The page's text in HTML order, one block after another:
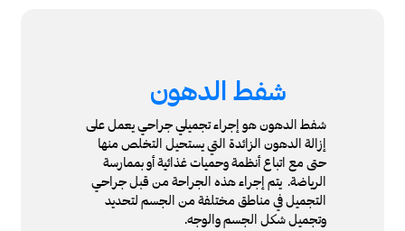
شفط الدهون
شفط الدهون هو إجراء تجميلي جراحي يعمل على
إزالة الدهون الزائدة التي يستحيل التخلص منها
حتى مع اتباع أنظمة وحميات غذائية أو بممارسة
الرياضة. يتم إجراء هذه الجراحة من قبل جراحي
التجميل في مناطق مختلفة من الجسم لتحديد
وتجميل شكل الجسم والوجه.